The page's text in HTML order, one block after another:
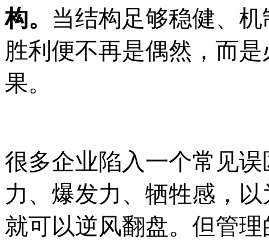
构。 当结构足够稳健、
胜利便不再是偶然，而
果。
很多企业陷入一个常见
力、爆发力、牺牲感，
就可以逆风翻盘。但管